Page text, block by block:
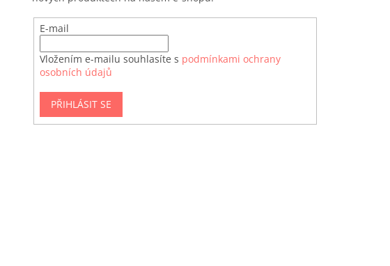
E-mail
Vložením e-mailu souhlasíte s podmínkami ochrany
osobních údajů
PŘIHLÁSIT SE